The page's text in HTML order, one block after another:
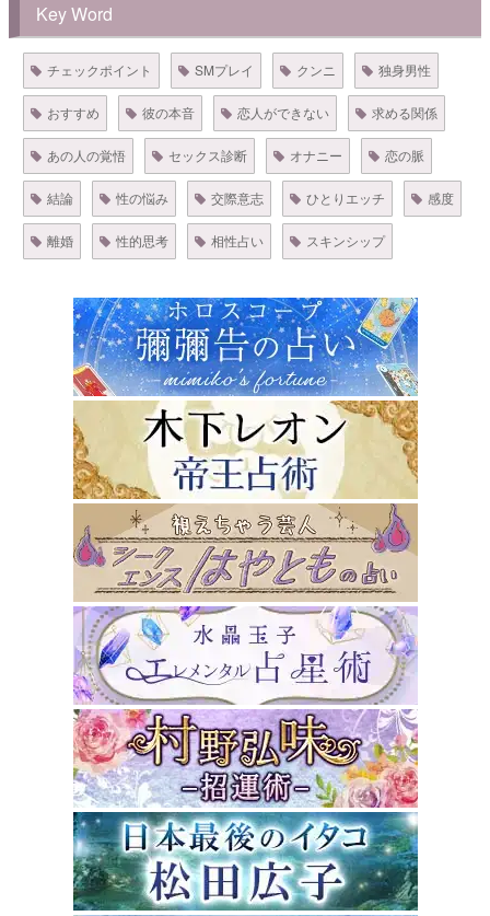
Key Word
チェックポイント SMプレイ クンニ 独身男性
おすすめ 彼の本音 恋人ができない 求める関係
あの人の覚悟 セックス診断 オナニー 恋の脈
結論 性の悩み 交際意志 ひとりエッチ 感度
離婚 性的思考 相性占い スキンシップ